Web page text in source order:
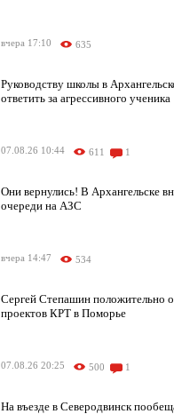
вчера 17:10 635
Руководству школы в
ответить за агрессивного ученика
07.08.26 10:44 611 1
Они вернулись! В Архангельске
очереди на АЗС
вчера 14:47 534
Сергей Степашин положительно
проектов КРТ в Поморье
07.08.26 20:25 500 1
На въезде в Северодвинск